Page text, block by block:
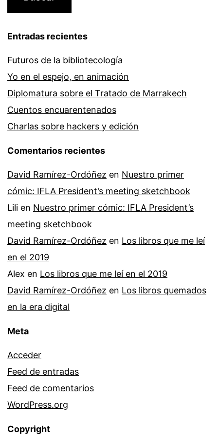
Entradas recientes
Futuros de la bibliotecología
Yo en el espejo, en animación
Diplomatura sobre el Tratado de Marrakech
Cuentos encuarentenados
Charlas sobre hackers y edición
Comentarios recientes
David Ramírez-Ordóñez en Nuestro primer
cómic: IFLA President’s meeting sketchbook
Lili en Nuestro primer cómic: IFLA President’s
meeting sketchbook
David Ramírez-Ordóñez en Los libros que me leí
en el 2019
Alex en Los libros que me leí en el 2019
David Ramírez-Ordóñez en Los libros quemados
en la era digital
Meta
Acceder
Feed de entradas
Feed de comentarios
WordPress.org
Copyright